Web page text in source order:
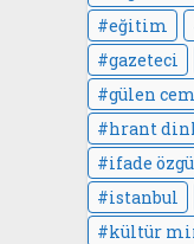
eğitim
gazeteci
gülen
hrant
ifade
istanbul
kültür